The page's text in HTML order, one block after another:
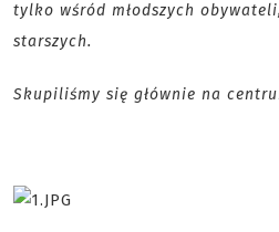
tylko wśród młodszych
starszych.
Skupiliśmy się głównie na